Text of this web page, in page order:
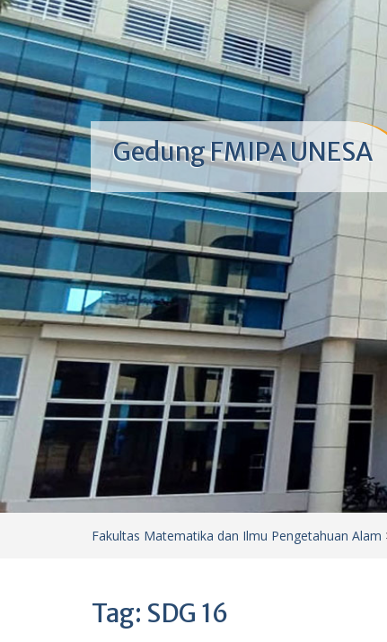
Gedung FMIPA UNESA
Fakultas Matematika dan Ilmu Pengetahuan Alam
Tag: SDG 16